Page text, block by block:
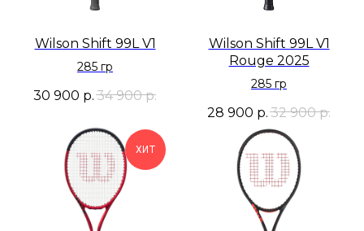
Wilson Shift 99L V1
285 гр
30 900 р. 34 900 р.
Wilson Shift 99L V1
Rouge 2025
285 гр
28 900 р. 32 900 р.
ХИТ